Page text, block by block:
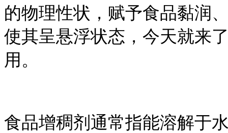
的物理性状，赋予食品黏润
使其呈悬浮状态，今天就来
用。
食品增稠剂通常指能溶解于